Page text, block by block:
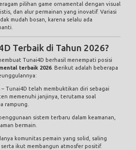
pilihan game ornamental dengan visual
dan alur permainan yang inovatif. Variasi
mudah bosan, karena selalu ada
Terbaik di Tahun 2026?
Tunai4D berhasil menempati posisi
terbaik 2026. Berikut adalah beberapa
– Tunai4D telah membuktikan diri sebagai
memenuhi janjinya, terutama soal
rampung.
sistem terbaru dalam keamanan,
bermain.
komunitas pemain yang solid, saling
ikut membangun atmosfer positif.